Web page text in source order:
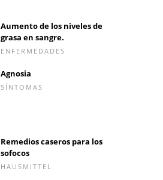
Aumento de los niveles de
grasa en sangre.
ENFERMEDADES
Agnosia
SÍNTOMAS
Remedios caseros para los
sofocos
HAUSMITTEL